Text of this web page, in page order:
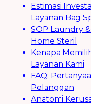
Estimasi
Layanan Bag
SOP Laundry
Home Steril
Kenapa
Layanan Kami
FAQ:
Pelanggan
Anatomi